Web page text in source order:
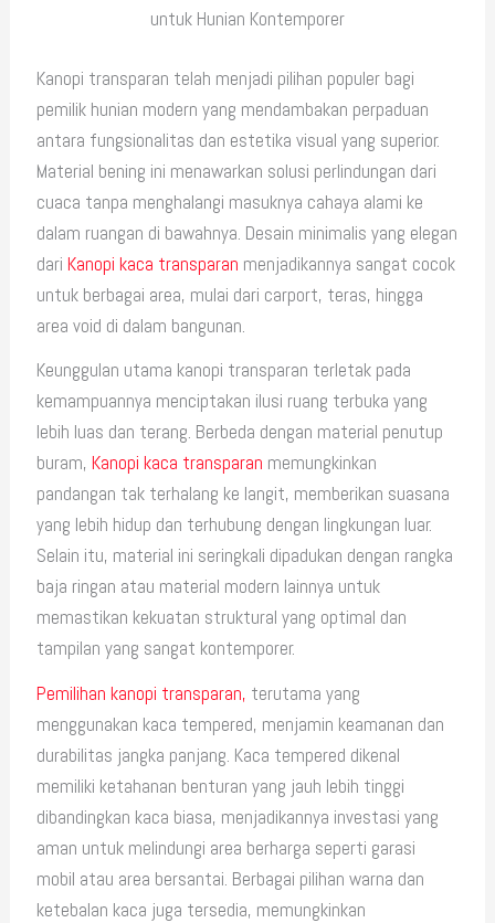
untuk Hunian Kontemporer
Kanopi transparan telah menjadi pilihan populer bagi
pemilik hunian modern yang mendambakan perpaduan
antara fungsionalitas dan estetika visual yang superior.
Material bening ini menawarkan solusi perlindungan dari
cuaca tanpa menghalangi masuknya cahaya alami ke
dalam ruangan di bawahnya. Desain minimalis yang elegan
dariKanopi kaca transparan menjadikannya sangat cocok
untuk berbagai area, mulai dari carport, teras, hingga
area void di dalam bangunan.
Keunggulan utama kanopi transparan terletak pada
kemampuannya menciptakan ilusi ruang terbuka yang
lebih luas dan terang. Berbeda dengan material penutup
buram,Kanopi kaca transparan memungkinkan
pandangan tak terhalang ke langit, memberikan suasana
yang lebih hidup dan terhubung dengan lingkungan luar.
Selain itu, material ini seringkali dipadukan dengan rangka
baja ringan atau material modern lainnya untuk
memastikan kekuatan struktural yang optimal dan
tampilan yang sangat kontemporer.
Pemilihan kanopi transparan, terutama yang
menggunakan kaca tempered, menjamin keamanan dan
durabilitas jangka panjang. Kaca tempered dikenal
memiliki ketahanan benturan yang jauh lebih tinggi
dibandingkan kaca biasa, menjadikannya investasi yang
aman untuk melindungi area berharga seperti garasi
mobil atau area bersantai. Berbagai pilihan warna dan
ketebalan kaca juga tersedia, memungkinkan